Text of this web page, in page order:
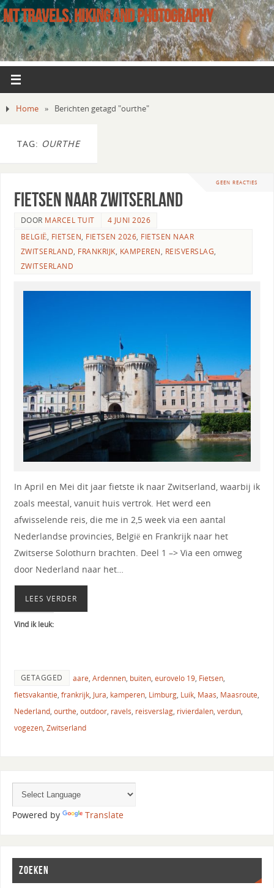
MT TRAVELS, HIKING AND PHOTOGRAPHY
Home » Berichten getagd "ourthe"
TAG: OURTHE
GEEN REACTIES
Fietsen naar Zwitserland
DOOR MARCEL TUIT
4 JUNI 2026
BELGIË, FIETSEN, FIETSEN 2026, FIETSEN NAAR
ZWITSERLAND, FRANKRIJK, KAMPEREN, REISVERSLAG,
ZWITSERLAND
In April en Mei dit jaar fietste ik naar Zwitserland, waarbij ik
zoals meestal, vanuit huis vertrok. Het werd een
afwisselende reis, die me in 2,5 week via een aantal
Nederlandse provincies, België en Frankrijk naar het
Zwitserse Solothurn brachten. Deel 1 –> Via een omweg
door Nederland naar het…
LEES VERDER
Vind ik leuk:
GETAGGED aare, Ardennen, buiten, eurovelo 19, Fietsen,
fietsvakantie, frankrijk, Jura, kamperen, Limburg, Luik, Maas, Maasroute,
Nederland, ourthe, outdoor, ravels, reisverslag, rivierdalen, verdun,
vogezen, Zwitserland
Powered by Translate
ZOEKEN